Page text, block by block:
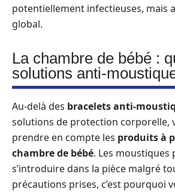
potentiellement infectieuses, mais
global.
La chambre de bébé :
solutions anti-
Au-delà des bracelets anti-
solutions de protection corporelle,
prendre en compte les produits à
chambre de bébé. Les moustiques
s’introduire dans la pièce malgré
précautions prises, c’est pourquoi